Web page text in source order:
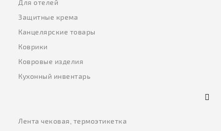
Для отелей
Защитные крема
Канцелярские товары
Коврики
Ковровые изделия
Кухонный инвентарь
Лента чековая, термоэтикетка